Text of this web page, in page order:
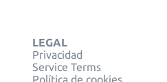
LEGAL
Privacidad
Service Terms